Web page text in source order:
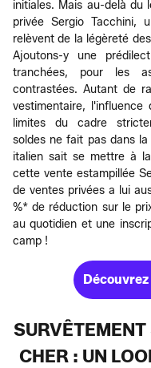
initiales. Mais au-delà
privée Sergio Tacchini,
relèvent de la légèreté
Ajoutons-y une
tranchées, pour les
contrastées. Autant de
vestimentaire, l'influence
limites du cadre
soldes ne fait pas dans
italien sait se mettre à
cette vente estampillée
de ventes privées a lui
%* de réduction sur le
au quotidien et une
camp !
CHER : UN